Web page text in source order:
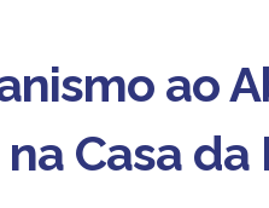
ao
Casa